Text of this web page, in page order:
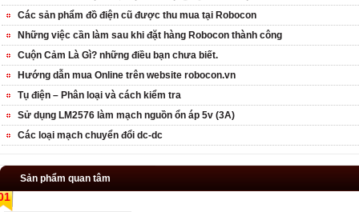
Các sản phẩm đồ điện cũ được thu mua tại Robocon
Những việc cần làm sau khi đặt hàng Robocon thành công
Cuộn Cảm Là Gì? những điều bạn chưa biết.
Hướng dẫn mua Online trên website robocon.vn
Tụ điện – Phân loại và cách kiểm tra
Sử dụng LM2576 làm mạch nguồn ổn áp 5v (3A)
Các loại mạch chuyển đổi dc-dc
Sản phẩm quan tâm